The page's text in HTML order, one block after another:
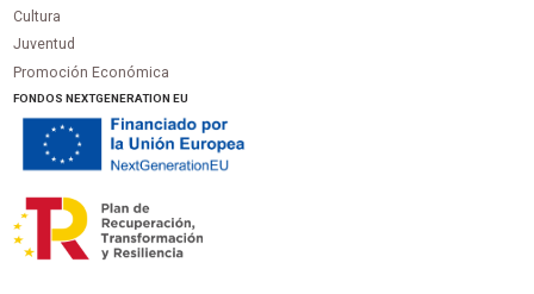
Cultura
Juventud
Promoción Económica
FONDOS NEXTGENERATION EU